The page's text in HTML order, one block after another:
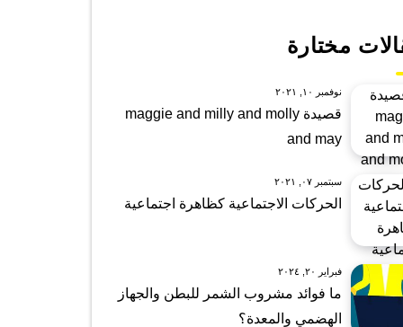
مختارة
نوفمبر ١٠, ٢٠٢١
قصيدة maggie and milly and molly
and may
سبتمبر ٠٧, ٢٠٢١
الحركات الاجتماعية كظاهرة اجتماعية
فبراير ٢٠, ٢٠٢٤
ما فوائد مشروب الشمر للبطن والجهاز
الهضمي والمعدة؟